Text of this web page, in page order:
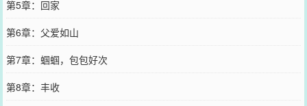
第5章：回家
第6章：父爱如山
第7章：蝈蝈，包包好次
第8章：丰收